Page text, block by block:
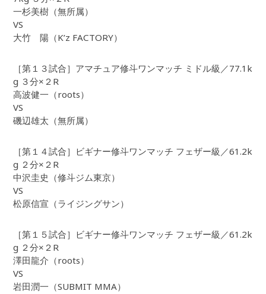
一杉美樹（無所属）
VS
大竹 陽（K’z FACTORY）
［第１３試合］アマチュア修斗ワンマッチ ミドル級／77.1k
g ３分×２R
高波健一（roots）
VS
磯辺雄太（無所属）
［第１４試合］ビギナー修斗ワンマッチ フェザー級／61.2k
g ２分×２R
中沢圭史（修斗ジム東京）
VS
松原信宣（ライジングサン）
［第１５試合］ビギナー修斗ワンマッチ フェザー級／61.2k
g ２分×２R
澤田龍介（roots）
VS
岩田潤一（SUBMIT MMA）